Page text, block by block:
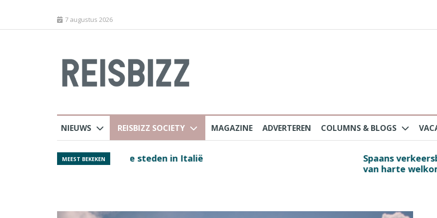
7 augustus 2026
NIEUWS REISBIZZ SOCIETY MAGAZINE ADVERTEREN COLUMNS & BLOGS
MEEST BEKEKEN
Spaans verkeersbureau na protesten massatoerisme: ‘Nederlandse